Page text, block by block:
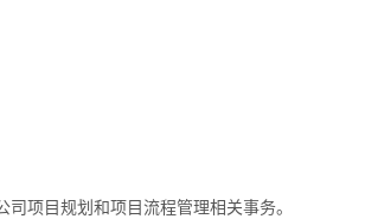
项目规划和项目流程管理相关事务。